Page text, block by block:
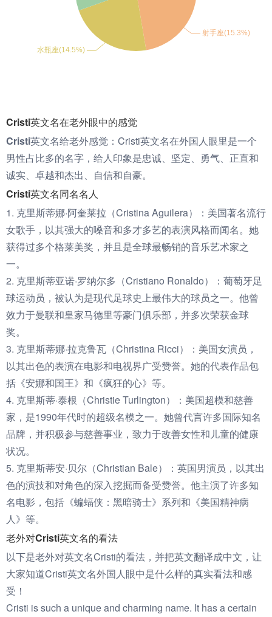
Cristi英文名在老外眼中的感觉
Cristi英文名给老外感觉： Cristi英文名在外国人眼里是一个
男性占比多的名字，给人印象是忠诚、坚定、勇气、正直和
诚实、卓越和杰出、自信和自豪。
Cristi英文名同名名人
1. 克里斯蒂娜·阿奎莱拉（Cristina Aguilera）：美国著名流行
女歌手，以其强大的嗓音和多才多艺的表演风格而闻名。她
获得过多个格莱美奖，并且是全球最畅销的音乐艺术家之
一。
2. 克里斯蒂亚诺·罗纳尔多（Cristiano Ronaldo）：葡萄牙足
球运动员，被认为是现代足球史上最伟大的球员之一。他曾
效力于曼联和皇家马德里等豪门俱乐部，并多次荣获金球
奖。
3. 克里斯蒂娜·拉克鲁瓦（Christina Ricci）：美国女演员，
以其出色的表演在电影和电视界广受赞誉。她的代表作品包
括《安娜和国王》和《疯狂的心》等。
4. 克里斯蒂·泰根（Christie Turlington）：美国超模和慈善
家，是1990年代时的超级名模之一。她曾代言许多国际知名
品牌，并积极参与慈善事业，致力于改善女性和儿童的健康
状况。
5. 克里斯蒂安·贝尔（Christian Bale）：英国男演员，以其出
色的演技和对角色的深入挖掘而备受赞誉。他主演了许多知
名电影，包括《蝙蝠侠：黑暗骑士》系列和《美国精神病
人》等。
老外对Cristi英文名的看法
以下是老外对英文名Cristi的看法，并把英文翻译成中文，让
大家知道Cristi英文名外国人眼中是什么样的真实看法和感
受！
Cristi is such a unique and charming name. It has a certain